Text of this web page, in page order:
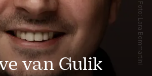
van Gulik Foto: Lara Bommartini